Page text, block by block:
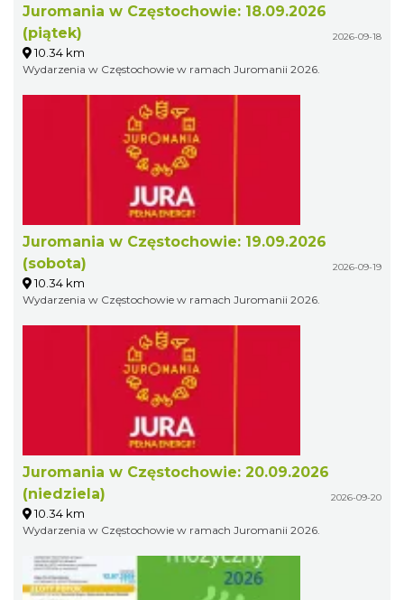
Juromania w Częstochowie: 18.09.2026
(piątek)
2026-09-18
10.34 km
Wydarzenia w Częstochowie w ramach Juromanii 2026.
Juromania w Częstochowie: 19.09.2026
(sobota)
2026-09-19
10.34 km
Wydarzenia w Częstochowie w ramach Juromanii 2026.
Juromania w Częstochowie: 20.09.2026
(niedziela)
2026-09-20
10.34 km
Wydarzenia w Częstochowie w ramach Juromanii 2026.